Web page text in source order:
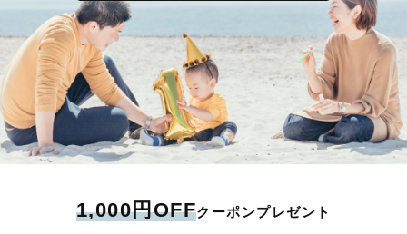
1,000円OFFクーポンプレゼント